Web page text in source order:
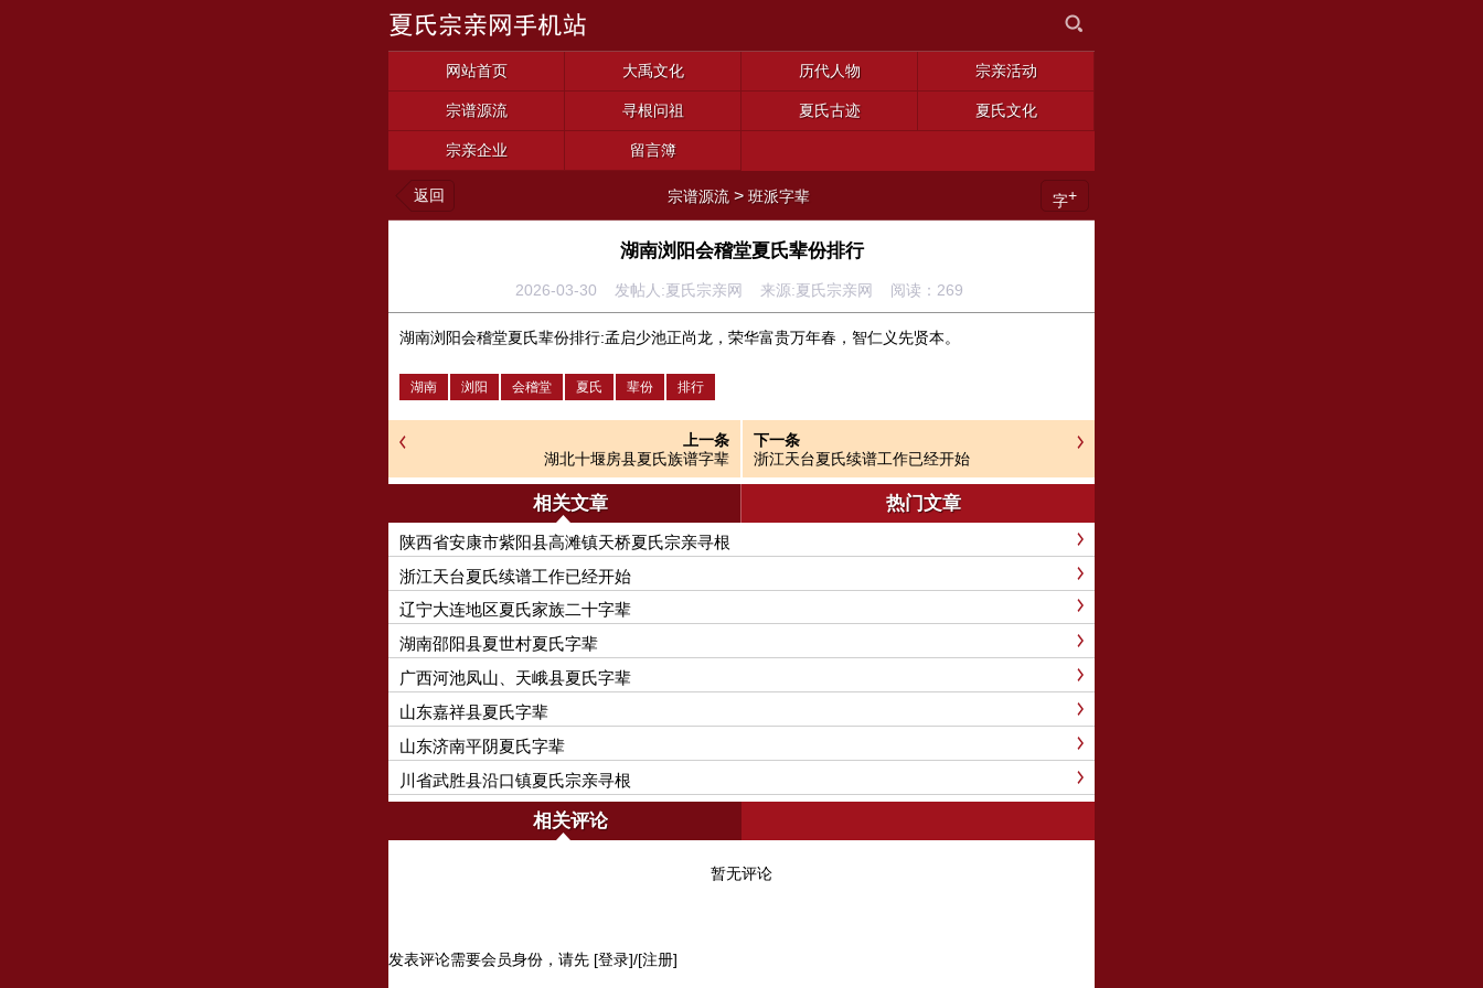
网站首页 大禹文化 历代人物 宗亲活动
宗谱源流 寻根问祖 夏氏古迹 夏氏文化
宗亲企业 留言簿
返回 宗谱源流 >班派字辈 字+
湖南浏阳会稽堂夏氏辈份排行
2026-03-30 发帖人:夏氏宗亲网 来源:夏氏宗亲网 阅读： 269
湖南浏阳会稽堂夏氏辈份排行:孟启少池正尚龙，荣华富贵万年春，智仁义先贤本。
湖南 浏阳 会稽堂 夏氏 辈份 排行
上一条
湖北十堰房县夏氏族谱字辈
下一条
浙江天台夏氏续谱工作已经开始
相关文章 热门文章
陕西省安康市紫阳县高滩镇天桥夏氏宗亲寻根
浙江天台夏氏续谱工作已经开始
辽宁大连地区夏氏家族二十字辈
湖南邵阳县夏世村夏氏字辈
广西河池凤山、天峨县夏氏字辈
山东嘉祥县夏氏字辈
山东济南平阴夏氏字辈
川省武胜县沿口镇夏氏宗亲寻根
相关评论
暂无评论
发表评论需要会员身份，请先 [登录]/[注册]